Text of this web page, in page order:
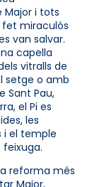
Major i tots
fet miraculós
van salvar.
capella
vitralls de
setge o amb
Sant Pau,
el Pi es
les
i el temple
reforma més
Major,